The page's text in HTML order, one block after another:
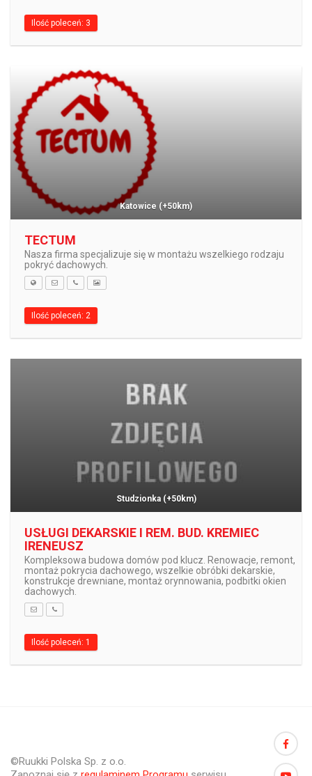
Ilość poleceń: 3
Katowice (+50km)
TECTUM
Nasza firma specjalizuje się w montażu wszelkiego rodzaju
pokryć dachowych.
Ilość poleceń: 2
Studzionka(+50km)
USŁUGI DEKARSKIE I REM. BUD. KREMIEC
IRENEUSZ
Kompleksowa budowa domów pod klucz. Renowacje, remont,
montaż pokrycia dachowego, wszelkie obróbki dekarskie,
konstrukcje drewniane, montaż orynnowania, podbitki okien
dachowych.
Ilość poleceń: 1
©Ruukki Polska Sp. z o.o.